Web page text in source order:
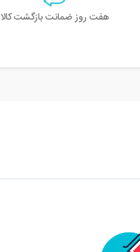
هفت روز ضمانت بازگشت کالا